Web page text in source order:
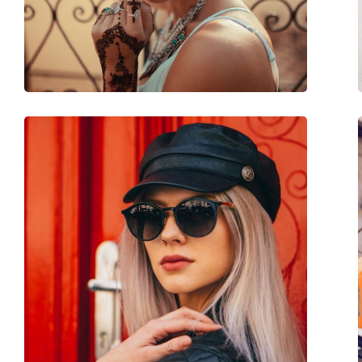
Вес:
50 г
Регулируемые носоупоры:
Да
Аксессуары
Футляр:
Да
Салфетка для чистки:
Да
Мужские
Солнцезащитные
Persol
Использование:
Мода
PO2388S 103930 51
Доступен рецепт:
Нет